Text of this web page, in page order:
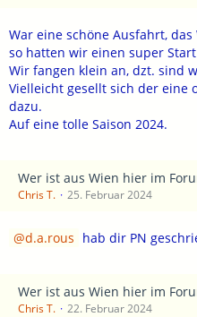
War eine schöne Ausfahrt,
so hatten wir einen super
Wir fangen klein an, dzt. sind
Vielleicht gesellt sich der eine
dazu.
Auf eine tolle Saison 2024.
Wer ist aus Wien hier im
Chris T. 25. Februar 2024
d.a.rous hab dir PN
Wer ist aus Wien hier im
Chris T. 22. Februar 2024